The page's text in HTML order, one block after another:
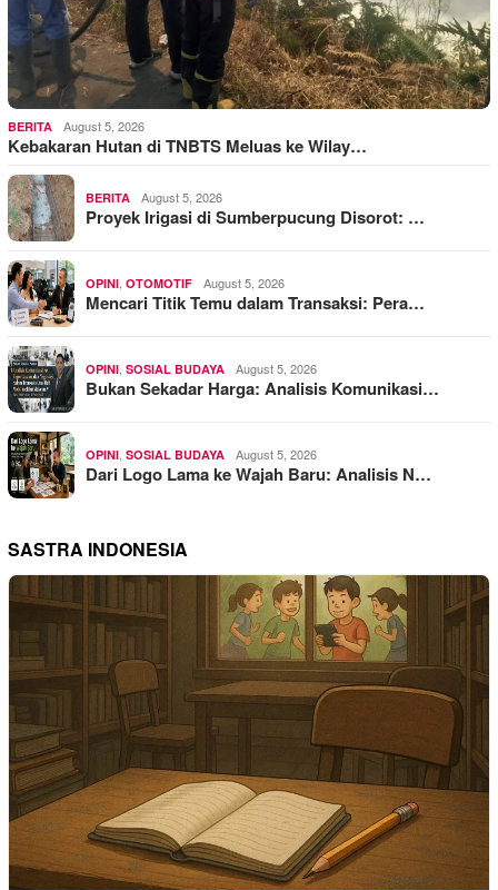
BERITA August 5, 2026
Kebakaran Hutan di TNBTS Meluas ke Wilay…
BERITA August 5, 2026
Proyek Irigasi di Sumberpucung Disorot: …
OPINI OTOMOTIF August 5, 2026
Mencari Titik Temu dalam Transaksi: Pera…
OPINI SOSIAL BUDAYA August 5, 2026
Bukan Sekadar Harga: Analisis Komunikasi…
OPINI SOSIAL BUDAYA August 5, 2026
Dari Logo Lama ke Wajah Baru: Analisis N…
SASTRA INDONESIA